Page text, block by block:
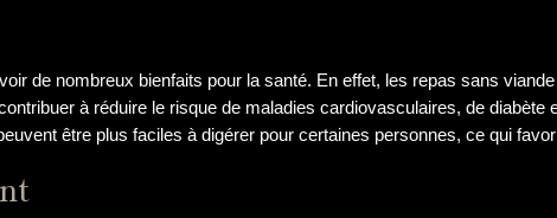
de nombreux bienfaits pour la santé. En effet, les repas sans
à réduire le risque de maladies cardiovasculaires, de diabète
être plus faciles à digérer pour certaines personnes, ce qui